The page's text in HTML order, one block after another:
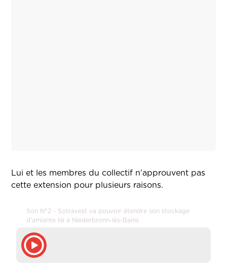
Lui et les membres du collectif n'approuvent pas
cette extension pour plusieurs raisons.
Son N°2 - Sotravest va pouvoir étendre son stockage
d'amiante lié à Niederbronn-lès-Bains